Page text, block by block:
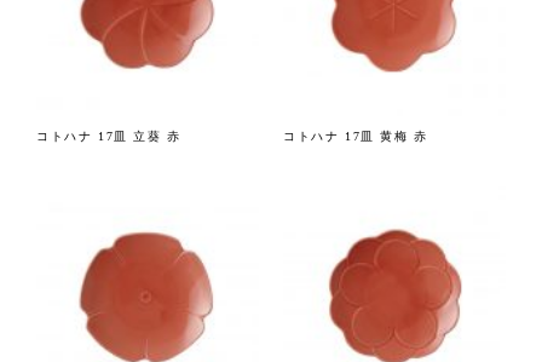
コトハナ 17皿 立葵 赤 コトハナ 17皿 黄梅 赤